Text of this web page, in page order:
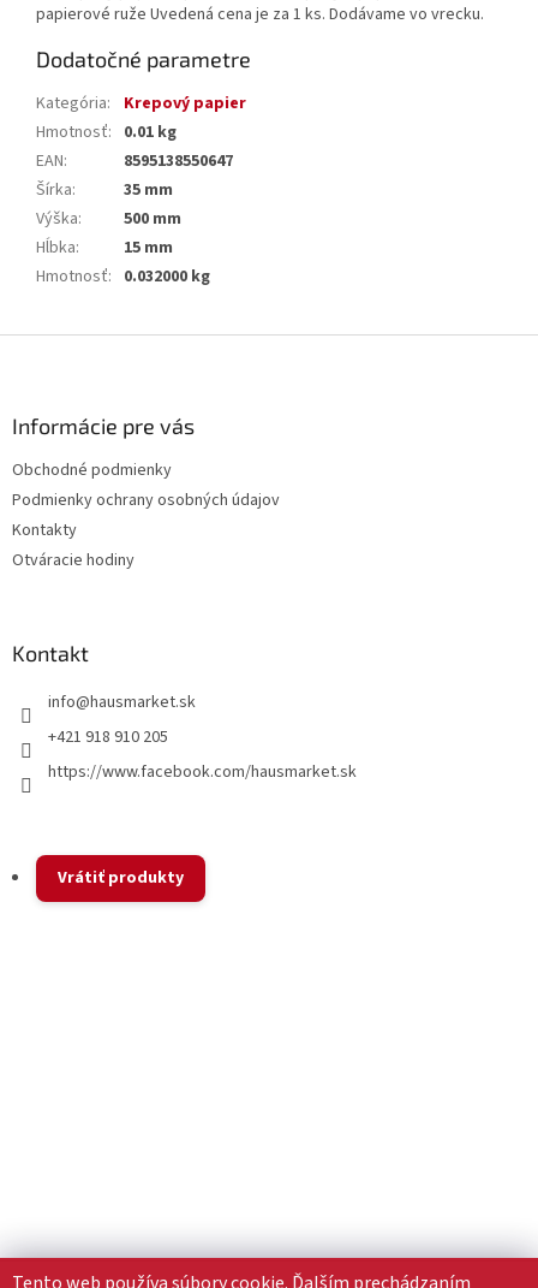
papierové ruže Uvedená cena je za 1 ks. Dodávame vo vrecku.
Dodatočné parametre
Kategória:
Krepový papier
Hmotnosť: 0.01 kg
EAN:
8595138550647
Šírka:
35 mm
Výška:
500 mm
Hĺbka:
15 mm
Hmotnosť: 0.032000 kg
Informácie pre vás
Obchodné podmienky
Podmienky ochrany osobných údajov
Kontakty
Otváracie hodiny
Kontakt
info@hausmarket.sk
+421 918 910 205
https://www.facebook.com/hausmarket.sk
Vrátiť produkty